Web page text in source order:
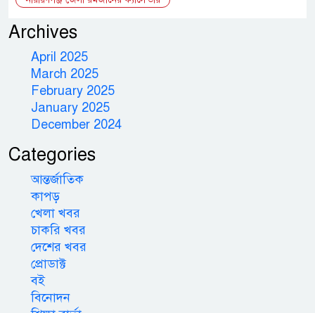
Archives
April 2025
March 2025
February 2025
January 2025
December 2024
Categories
আন্তর্জাতিক
কাপড়
খেলা খবর
চাকরি খবর
দেশের খবর
প্রোডাক্ট
বই
বিনোদন